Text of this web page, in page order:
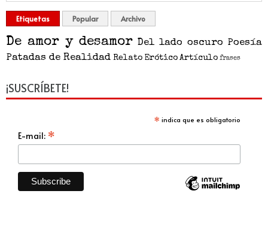
Etiquetas Popular Archivo
De amor y desamor Del lado oscuro Poesía
Patadas de Realidad Relato Erótico Artículo frases
¡SUSCRÍBETE!
* indica que es obligatorio
E-mail: *